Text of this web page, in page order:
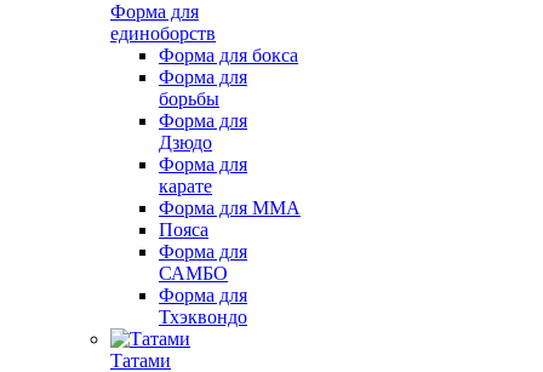
Форма для
единоборств
Форма для бокса
Форма для
борьбы
Форма для
Дзюдо
Форма для
карате
Форма для MMA
Пояса
Форма для
САМБО
Форма для
Тхэквондо
Татами